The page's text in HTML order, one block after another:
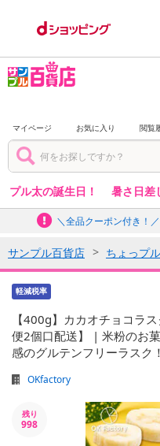
マイページ お気に入り 閲覧
プル太の誕生日！ 暑さ日差
＼全品クーポン付き！
サンプル百貨店 ちょっプル
軽減税率
【400g】カカオチョコラ
便2個口配送】 | 米粉のお
感のグルテンフリーラスク
OKfactory
残り
998